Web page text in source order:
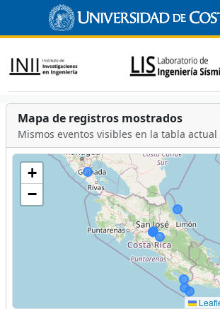
Mapa de registros mostrados
Mismos eventos visibles en la tabla actual
+
−